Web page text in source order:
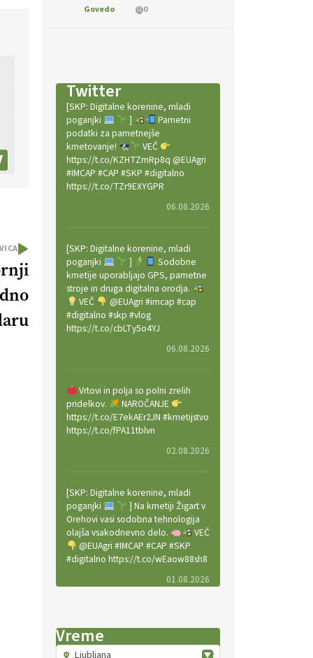
Govedo 0
Twitter
[SKP: Digitalne korenine, mladi
poganjki
]
Pametni
podatki za pametnejše
kmetovanje!
VEČ
https://t.co/KZHTZmRp8q @EUAgri
#IMCAP #CAP #SKP #digitalno
https://t.co/TZr9EXYGPR
06.08.2026
[SKP: Digitalne korenine, mladi
poganjki
]
Sodobne
kmetije uporabljajo GPS, pametne
stroje in druga digitalna orodja.
VEČ
@EUAgri #imcap #cap
#digitalno #skp #vlog
https://t.co/cbLTy5o4YJ
06.08.2026
Vrtovi in polja so polni zrelih
pridelkov.
NAROČANJE
https://t.co/E7ekAEr2JN #kmetijstvo
https://t.co/fPA11tblvn
02.08.2026
[SKP: Digitalne korenine, mladi
poganjki
] Na kmetiji Žigart v
Orehovi vasi sodobna tehnologija
olajša vsakodnevno delo.
VEČ
@EUAgri #IMCAP #CAP #SKP
#digitalno https://t.co/wEaow88sh8
01.08.2026
ekološko vinsko posestvo Fedora
na Krasu.
VEČ
Vreme
Ljubljana